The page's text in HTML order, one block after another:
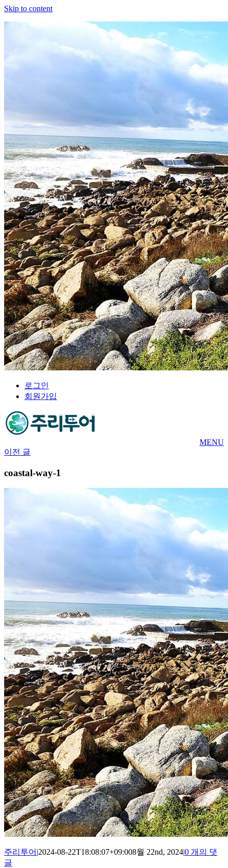
Skip to content
로그인
회원가입
MENU
이전 글
coastal-way-1
주리투어 |2024-08-22T18:08:07+09:008월 22nd, 2024|0 개의 댓
글